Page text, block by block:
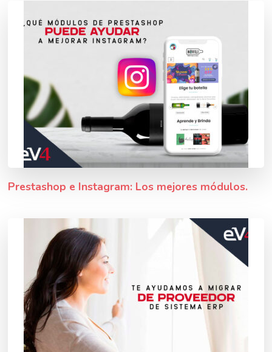
Prestashop e Instagram: Los mejores módulos.